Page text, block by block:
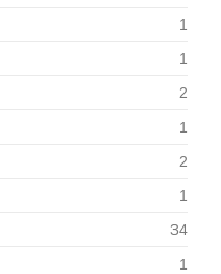
1
1
2
1
2
1
34
1